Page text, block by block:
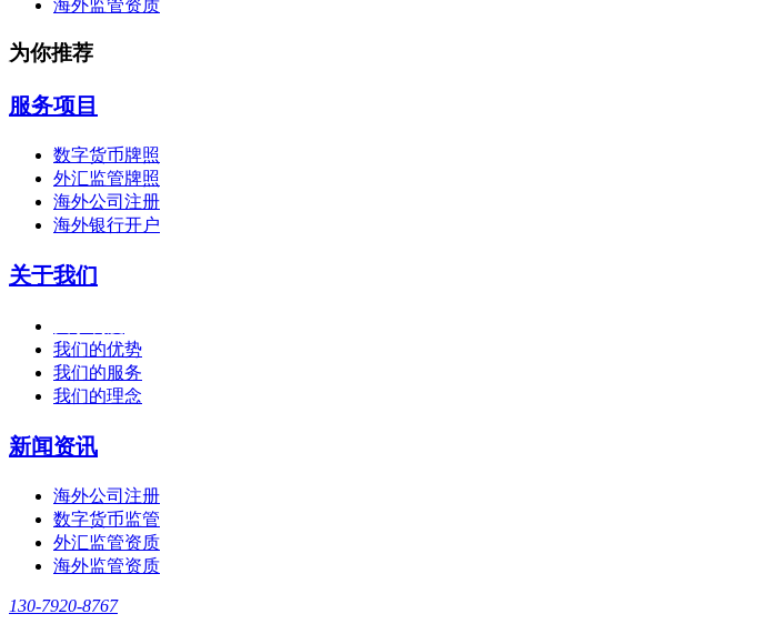
海外监管资质
为你推荐
服务项目
数字货币牌照
外汇监管牌照
海外公司注册
海外银行开户
关于我们
我们的优势
我们的服务
我们的理念
新闻资讯
海外公司注册
数字货币监管
外汇监管资质
海外监管资质
130-7920-8767